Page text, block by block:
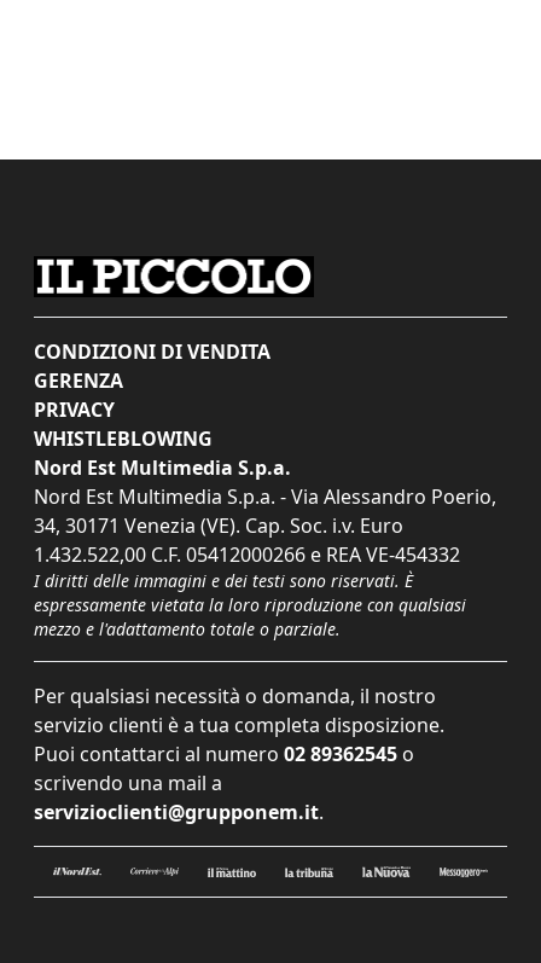
CONDIZIONI DI VENDITA
GERENZA
PRIVACY
WHISTLEBLOWING
Nord Est Multimedia S.p.a.
Nord Est Multimedia S.p.a. - Via Alessandro Poerio,
34, 30171 Venezia (VE). Cap. Soc. i.v. Euro
1.432.522,00 C.F. 05412000266 e REA VE-454332
I diritti delle immagini e dei testi sono riservati. È
espressamente vietata la loro riproduzione con qualsiasi
mezzo e l'adattamento totale o parziale.
Per qualsiasi necessità o domanda, il nostro
servizio clienti è a tua completa disposizione.
Puoi contattarci al numero 02 89362545 o
scrivendo una mail a
servizioclienti@grupponem.it.